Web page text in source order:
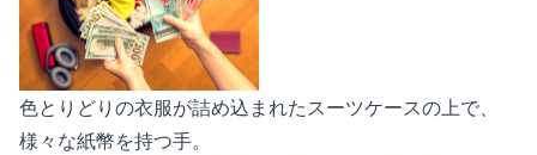
色とりどりの衣服が詰め込まれたスーツケースの上で、
様々な紙幣を持つ手。